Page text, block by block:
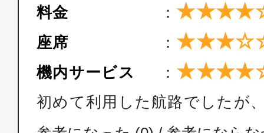
料金 ：
座席 ：
機内サービス ：
初めて利用した航路でしたが